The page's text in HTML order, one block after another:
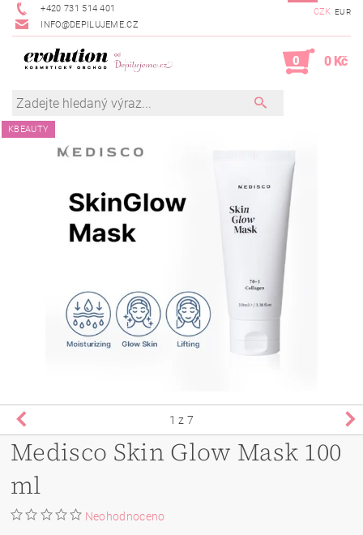
+420 731 514 401
INFO@DEPILUJEME.CZ
CZK EUR
0 0 Kč
KBEAUTY
1 z 7
Medisco Skin Glow Mask 100
ml
Neohodnoceno